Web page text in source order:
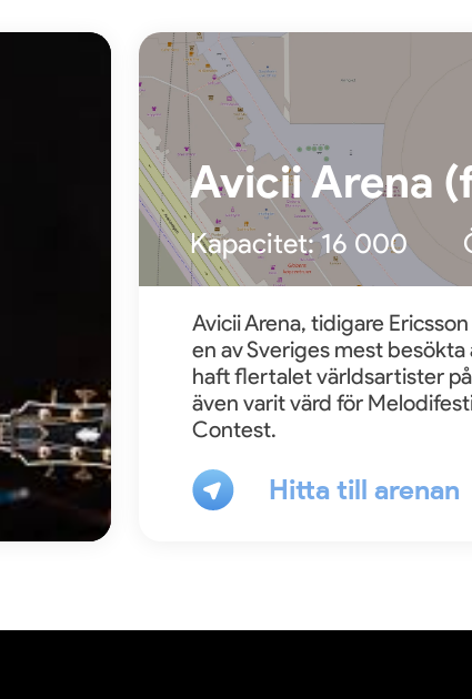
Avicii Arena
Kapacitet:16 000
Avicii Arena, tidigare
en av Sveriges mest
haft flertalet världsartister
även varit värd för
Contest.
Hitta till arenan